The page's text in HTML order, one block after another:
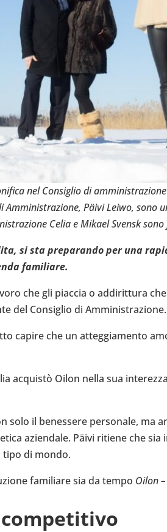
nel Con­si­glio di
Ammi­ni­stra­zione, Päivi Leiwo,
Celia e Mikael Svensk
si sta pre­pa­rando per una
fami­liare.
che gli piaccia o addi­rit­tura
del Con­si­glio di Ammi­ni­stra­zione.
capire che un atteg­gia­mento
acquistò Oilon nella sua
solo il benes­sere per­so­nale, ma
azien­dale. Päivi ritiene che
di mondo.
fami­liare sia da tempo Oilon